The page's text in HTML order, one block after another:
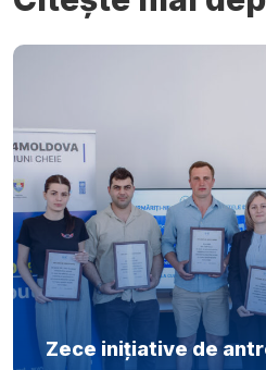
Zece inițiative de